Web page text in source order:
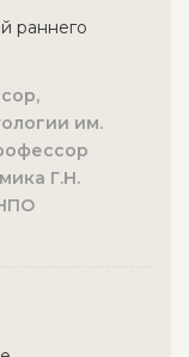
раннего
им.
Г.Н.